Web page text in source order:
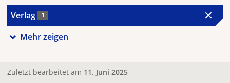
Verlag 1
Mehr zeigen
Zuletzt bearbeitet am 11. Juni 2025